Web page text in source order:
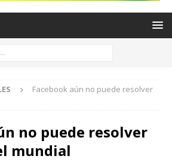
Facebook aún no puede resolver
no puede resolver
mundial